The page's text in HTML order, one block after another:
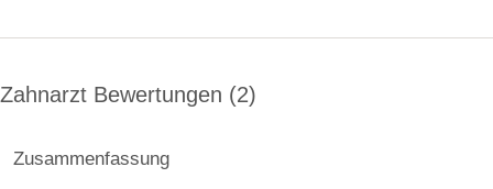
Zahnarzt Bewertungen 2
Zusammenfassung